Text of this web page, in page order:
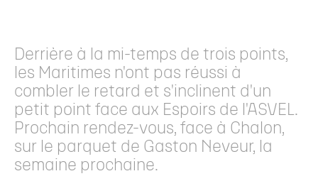
Derrière à la mi-temps de trois points,
les Maritimes n'ont pas réussi à
combler le retard et s'inclinent d'un
petit point face aux Espoirs de l'ASVEL.
Prochain rendez-vous, face à Chalon,
sur le parquet de Gaston Neveur, la
semaine prochaine.